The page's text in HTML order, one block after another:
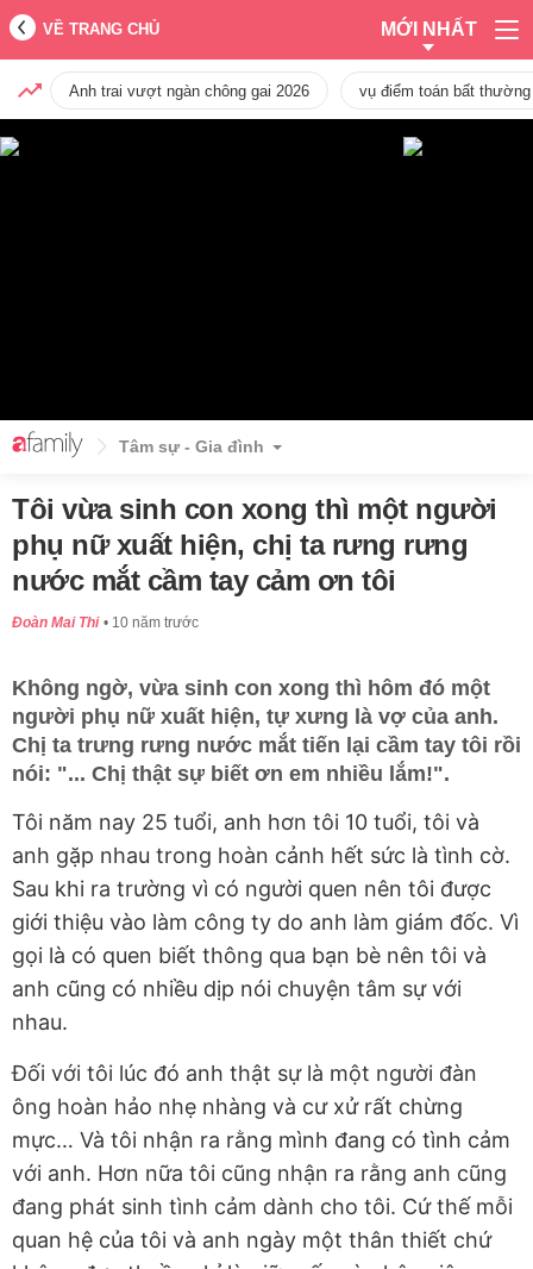
VỀ TRANG CHỦ MỚI NHẤT
Anh trai vượt ngàn chông gai 2026 vụ điểm toán bất
Tâm sự - Gia đình
Tôi vừa sinh con xong thì một người
phụ nữ xuất hiện, chị ta rưng rưng
nước mắt cầm tay cảm ơn tôi
Đoàn Mai Thi 10 năm trước
Không ngờ, vừa sinh con xong thì hôm đó một
người phụ nữ xuất hiện, tự xưng là vợ của anh.
Chị ta trưng rưng nước mắt tiến lại cầm tay tôi rồi
nói: "... Chị thật sự biết ơn em nhiều lắm!".
Tôi năm nay 25 tuổi, anh hơn tôi 10 tuổi, tôi và
anh gặp nhau trong hoàn cảnh hết sức là tình cờ.
Sau khi ra trường vì có người quen nên tôi được
giới thiệu vào làm công ty do anh làm giám đốc. Vì
gọi là có quen biết thông qua bạn bè nên tôi và
anh cũng có nhiều dịp nói chuyện tâm sự với
nhau.
Đối với tôi lúc đó anh thật sự là một người đàn
ông hoàn hảo nhẹ nhàng và cư xử rất chừng
mực… Và tôi nhận ra rằng mình đang có tình cảm
với anh. Hơn nữa tôi cũng nhận ra rằng anh cũng
đang phát sinh tình cảm dành cho tôi. Cứ thế mỗi
quan hệ của tôi và anh ngày một thân thiết chứ